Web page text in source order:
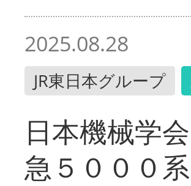
2025.08.28
JR東日本グループ
日本機械学
急５０００